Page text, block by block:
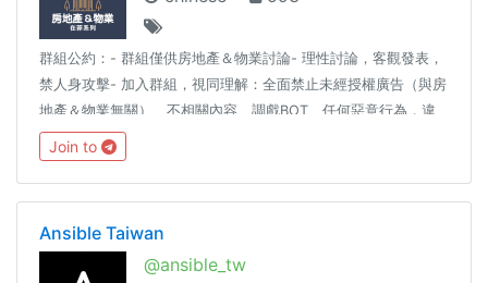
群組公約：- 群組僅供房地產＆物業討論- 理性討論，客觀發表，
禁人身攻擊- 加入群組，視同理解：全面禁止未經授權廣告（與房
地產＆物業無關）、不相關內容、調戲BOT、任何惡意行為，違
者刪禁踢同場推薦：★ 在菲：群組指引 @PHGuide
Join to
Ansible Taiwan
@ansible_tw